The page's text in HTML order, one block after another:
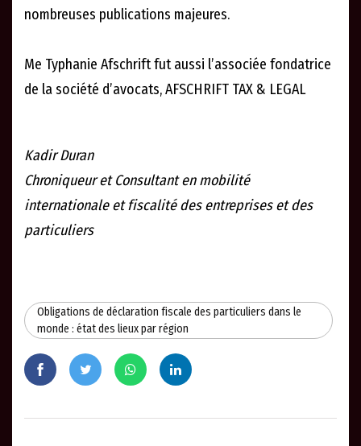
nombreuses publications majeures.
Me Typhanie Afschrift fut aussi l’associée fondatrice
de la société d’avocats, AFSCHRIFT TAX & LEGAL
Kadir Duran
Chroniqueur et Consultant en mobilité
internationale et fiscalité des entreprises et des
particuliers
Obligations de déclaration fiscale des particuliers dans le
monde : état des lieux par région